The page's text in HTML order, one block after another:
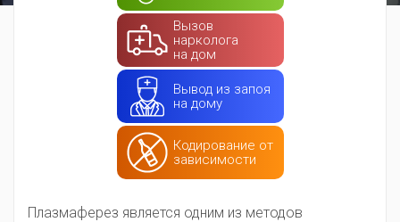
Вызов
нарколога
на дом
Вывод из запоя
на дому
Кодирование от
зависимости
Плазмаферез является одним из методов